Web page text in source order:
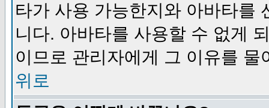
타가 사용 가능한지와 아바타를
니다. 아바타를 사용할 수 없게
이므로 관리자에게 그 이유를 물
위로